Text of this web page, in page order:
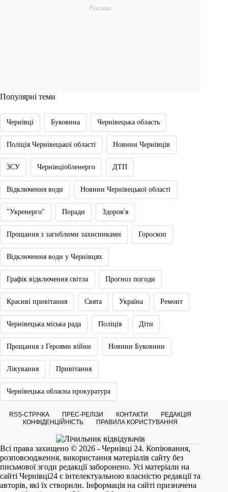
Популярні теми
Чернівці Буковина Чернівецька область
Поліція Чернівецької області Новини Чернівців
ЗСУ Чернівціобленерго ДТП
Відключення води Новини Чернівецької області
"Укренерго" Поради Здоров'я
Прощання з загиблими захисниками Гороскоп
Відключення води у Чернівцях
Графік відключення світла Прогноз погоди
Красиві привітання Свята Україна Ремонт
Чернівецька міська рада Поліція Діти
Прощання з Героями війни Новини Буковини
Лікування Привітання
Чернівецька обласна прокуратура
RSS-СТРІЧКА ПРЕС-РЕЛІЗИ КОНТАКТИ
РЕДАКЦІЯ
КОНФІДЕНЦІЙНІСТЬ
ПРАВИЛА КОРИСТУВАННЯ
Всі права захищено © 2026 - Чернівці 24. Копіювання,
розповсюдження, використання матеріалів сайту без
письмової згоди редакції заборонено. Усі матеріали на
сайті Чернівці24 є інтелектуальною власністю редакції та
авторів, які їх створили. Інформація на сайті призначена